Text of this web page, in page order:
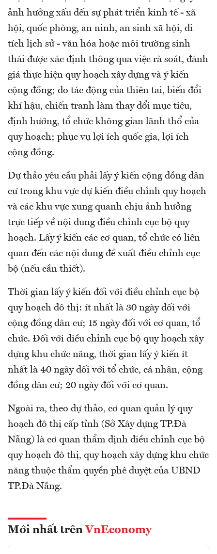
ảnh hưởng xấu đến sự phát triển kinh tế - xã
hội, quốc phòng, an ninh, an sinh xã hội, di
tích lịch sử - văn hóa hoặc môi trường sinh
thái được xác định thông qua việc rà soát, đánh
giá thực hiện quy hoạch xây dựng và ý kiến
cộng đồng; do tác động của thiên tai, biến đổi
khí hậu, chiến tranh làm thay đổi mục tiêu,
định hướng, tổ chức không gian lãnh thổ của
quy hoạch; phục vụ lợi ích quốc gia, lợi ích
cộng đồng.
Dự thảo yêu cầu phải lấy ý kiến cộng đồng dân
cư trong khu vực dự kiến điều chỉnh quy hoạch
và các khu vực xung quanh chịu ảnh hưởng
trực tiếp về nội dung điều chỉnh cục bộ quy
hoạch. Lấy ý kiến các cơ quan, tổ chức có liên
quan đến các nội dung đề xuất điều chỉnh cục
bộ (nếu cần thiết).
Thời gian lấy ý kiến đối với điều chỉnh cục bộ
quy hoạch đô thị: ít nhất là 30 ngày đối với
cộng đồng dân cư; 15 ngày đối với cơ quan, tổ
chức. Đối với điều chỉnh cục bộ quy hoạch xây
dựng khu chức năng, thời gian lấy ý kiến ít
nhất là 40 ngày đối với tổ chức, cá nhân, cộng
đồng dân cư; 20 ngày đối với cơ quan.
Ngoài ra, theo dự thảo, cơ quan quản lý quy
hoạch đô thị cấp tỉnh (Sở Xây dựng TP.Đà
Nẵng) là cơ quan thẩm định điều chỉnh cục bộ
quy hoạch đô thị, quy hoạch xây dựng khu chức
năng thuộc thẩm quyền phê duyệt của UBND
TP.Đà Nẵng.
Mới nhất trên VnEconomy